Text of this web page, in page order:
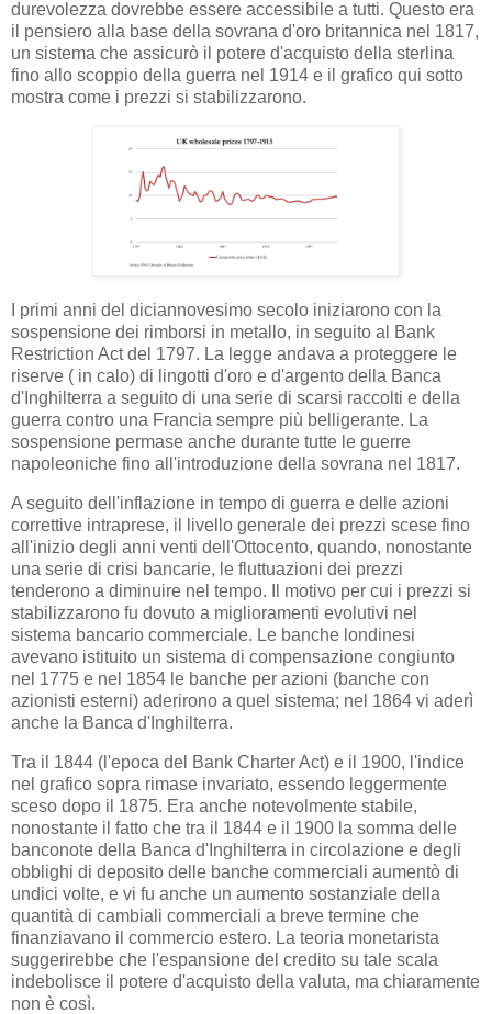
durevolezza dovrebbe essere accessibile a tutti. Questo era
il pensiero alla base della sovrana d'oro britannica nel 1817,
un sistema che assicurò il potere d'acquisto della sterlina
fino allo scoppio della guerra nel 1914 e il grafico qui sotto
mostra come i prezzi si stabilizzarono.
I primi anni del diciannovesimo secolo iniziarono con la
sospensione dei rimborsi in metallo, in seguito al Bank
Restriction Act del 1797. La legge andava a proteggere le
riserve ( in calo) di lingotti d'oro e d'argento della Banca
d'Inghilterra a seguito di una serie di scarsi raccolti e della
guerra contro una Francia sempre più belligerante. La
sospensione permase anche durante tutte le guerre
napoleoniche fino all'introduzione della sovrana nel 1817.
A seguito dell'inflazione in tempo di guerra e delle azioni
correttive intraprese, il livello generale dei prezzi scese fino
all'inizio degli anni venti dell'Ottocento, quando, nonostante
una serie di crisi bancarie, le fluttuazioni dei prezzi
tenderono a diminuire nel tempo. Il motivo per cui i prezzi si
stabilizzarono fu dovuto a miglioramenti evolutivi nel
sistema bancario commerciale. Le banche londinesi
avevano istituito un sistema di compensazione congiunto
nel 1775 e nel 1854 le banche per azioni (banche con
azionisti esterni) aderirono a quel sistema; nel 1864 vi aderì
anche la Banca d'Inghilterra.
Tra il 1844 (l'epoca del Bank Charter Act) e il 1900, l'indice
nel grafico sopra rimase invariato, essendo leggermente
sceso dopo il 1875. Era anche notevolmente stabile,
nonostante il fatto che tra il 1844 e il 1900 la somma delle
banconote della Banca d'Inghilterra in circolazione e degli
obblighi di deposito delle banche commerciali aumentò di
undici volte, e vi fu anche un aumento sostanziale della
quantità di cambiali commerciali a breve termine che
finanziavano il commercio estero. La teoria monetarista
suggerirebbe che l'espansione del credito su tale scala
indebolisce il potere d'acquisto della valuta, ma chiaramente
non è così.